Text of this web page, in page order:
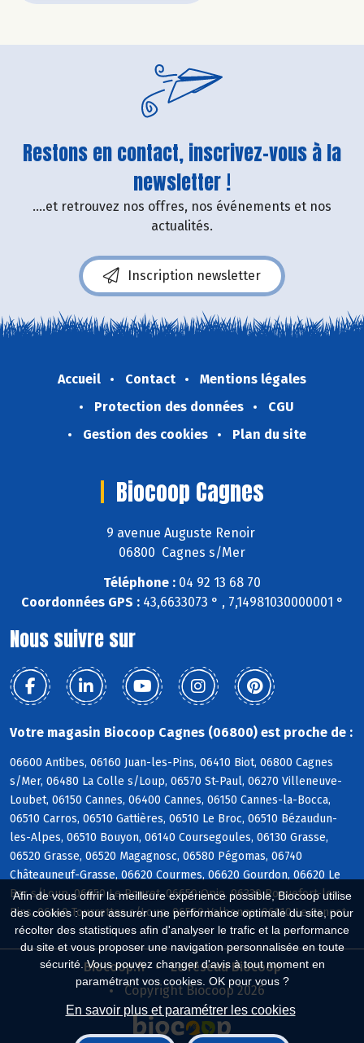
Afin de vous offrir la meilleure expérience possible, Biocoop utilise
des cookies : pour assurer une performance optimale du site, pour
récolter des statistiques afin d'analyser le trafic et la performance
du site et vous proposer une navigation personnalisée en toute
sécurité. Vous pouvez changer d'avis à tout moment en
paramétrant vos cookies. OK pour vous ?
En savoir plus et paramétrer les cookies
Restons en contact, inscrivez-vous à la
newsletter !
....et retrouvez nos offres, nos événements et nos
actualités.
Inscription newsletter
Accueil Contact
Mentions légales
Protection des données
CGU
Gestion des cookies
Plan du site
Biocoop Cagnes
9 avenue Auguste Renoir
06800 Cagnes s/Mer
Téléphone : 04 92 13 68 70
Coordonnées GPS :43,6633073 ° , 7,14981030000001 °
Nous suivre sur
Votre magasin Biocoop Cagnes (06800) est proche de :
06600 Antibes, 06160 Juan-les-Pins, 06410 Biot, 06800 Cagnes
s/Mer, 06480 La Colle s/Loup, 06570 St-Paul, 06270 Villeneuve-
Loubet, 06150 Cannes, 06400 Cannes, 06150 Cannes-la-Bocca,
06510 Carros, 06510 Gattières, 06510 Le Broc, 06510 Bézaudun-
les-Alpes, 06510 Bouyon, 06140 Coursegoules, 06130 Grasse,
06520 Grasse, 06520 Magagnosc, 06580 Pégomas, 06740
Châteauneuf-Grasse, 06620 Courmes, 06620 Gourdon, 06620 Le
Bar s/Loup, 06650 Le Rouret, 06650 Opio, 06330 Roquefort-les-
Pins, 06140 Tourrettes s/Loup, 06560 Valbonne, 06110 Le Cannet
Biocoop.fr
Le réseau Biocoop
Copyright Biocoop 2026